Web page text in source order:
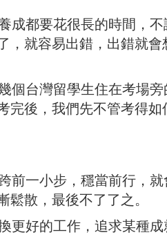
都要花很長的時間，不
，就容易出錯，出錯就
台灣留學生住在考場旁
完後，我們先不管考得如
一小步，穩當前行，就
散，最後不了了之。
好的工作，追求某種成